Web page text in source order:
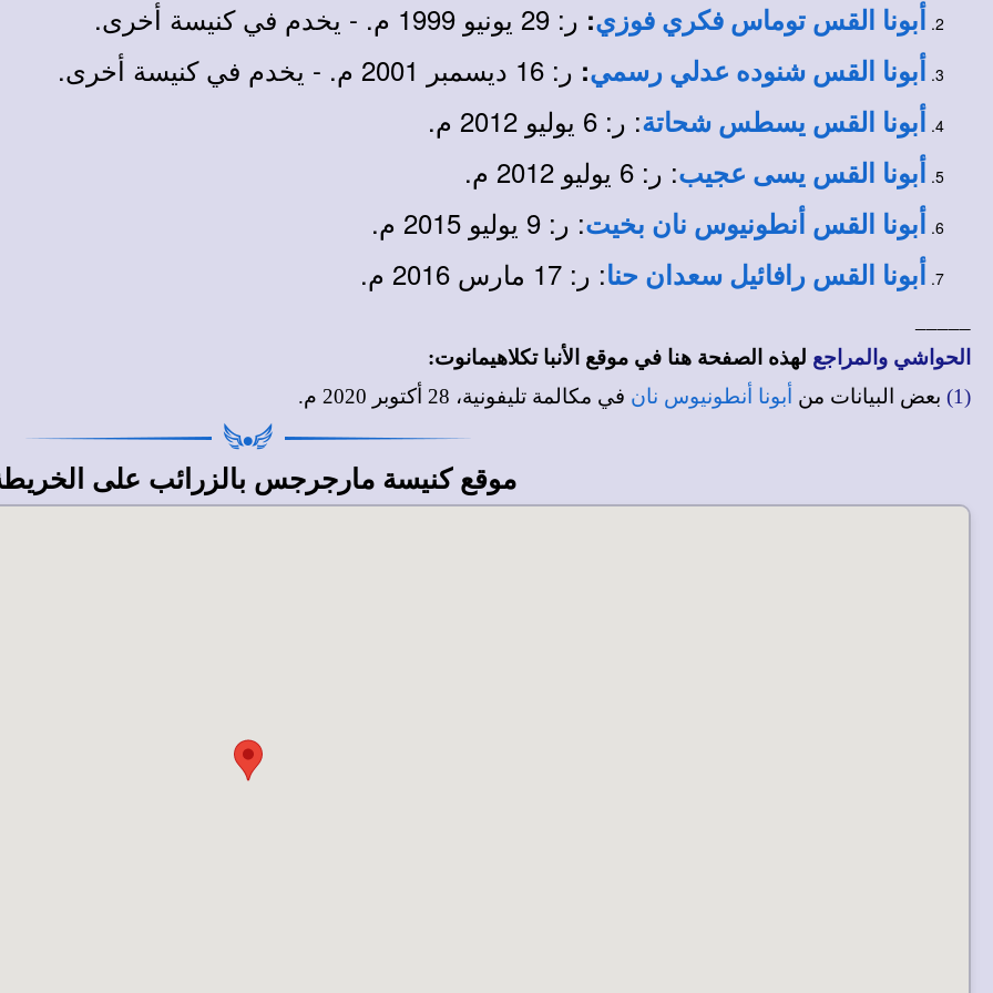
أبونا القس توماس فكري فوزي: ر: 29 يونيو 1999 م. - يخدم في كنيسة أخرى.
أبونا القس شنوده عدلي رسمي: ر: 16 ديسمبر 2001 م. - يخدم في كنيسة أخرى.
أبونا القس يسطس شحاتة: ر: 6 يوليو 2012 م.
أبونا القس يسى عجيب: ر: 6 يوليو 2012 م.
أبونا القس أنطونيوس نان بخيت: ر: 9 يوليو 2015 م.
أبونا القس رافائيل سعدان حنا: ر: 17 مارس 2016 م.
الحواشي والمراجع لهذه الصفحة هنا في موقع الأنبا تكلاهيمانوت:
(1)
بعض البيانات من أبونا أنطونيوس نان في مكالمة تليفونية، 28 أكتوبر 2020 م.
موقع كنيسة مارجرجس بالزرائب على